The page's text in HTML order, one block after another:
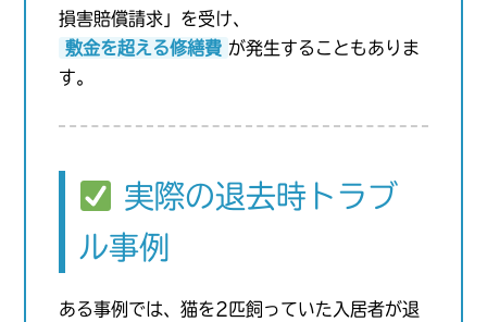
損害賠償請求」を受け、
敷金を超える修繕費 が発生することもありま
す。
実際の退去時トラブ
ル事例
ある事例では、猫を2匹飼っていた入居者が退